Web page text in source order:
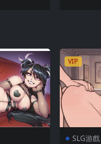
VIP
SLG游戲